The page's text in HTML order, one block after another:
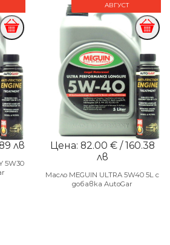
лв
5W30
АВГУСТ
Цена: 82.00 € / 160.38
лв
Масло MEGUIN ULTRA 5W40 5L с
добавка AutoGar